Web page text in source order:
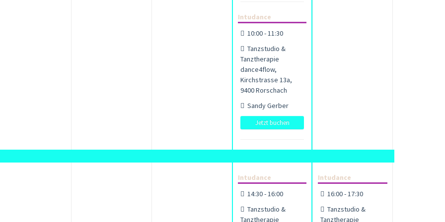
Intudance
10:00 - 11:30
Tanzstudio &
Tanztherapie
dance4flow,
Kirchstrasse 13a,
9400 Rorschach
Sandy Gerber
Jetzt buchen
Intudance
14:30 - 16:00
Tanzstudio &
Tanztherapie
Intudance
16:00 - 17:30
Tanzstudio &
Tanztherapie